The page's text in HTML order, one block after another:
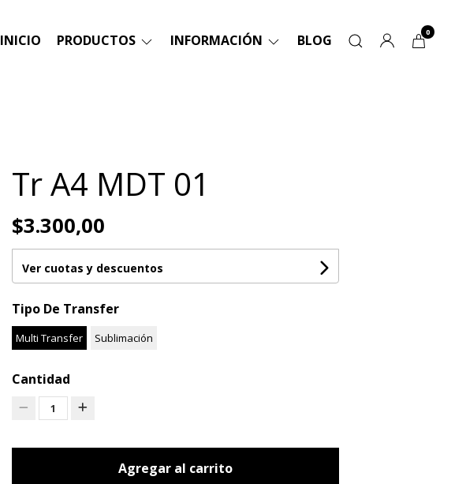
INICIO PRODUCTOS INFORMACIÓN BLOG 0
Tr A4 MDT 01
$3.300,00
Ver cuotas y descuentos
Tipo De Transfer
Multi Transfer Sublimación
Cantidad
1
Agregar al carrito